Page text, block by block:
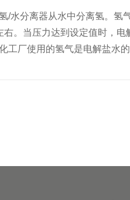
水分离器从水中分离氢。氢
。当压力达到设定值时，
厂使用的氢气是电解盐水的